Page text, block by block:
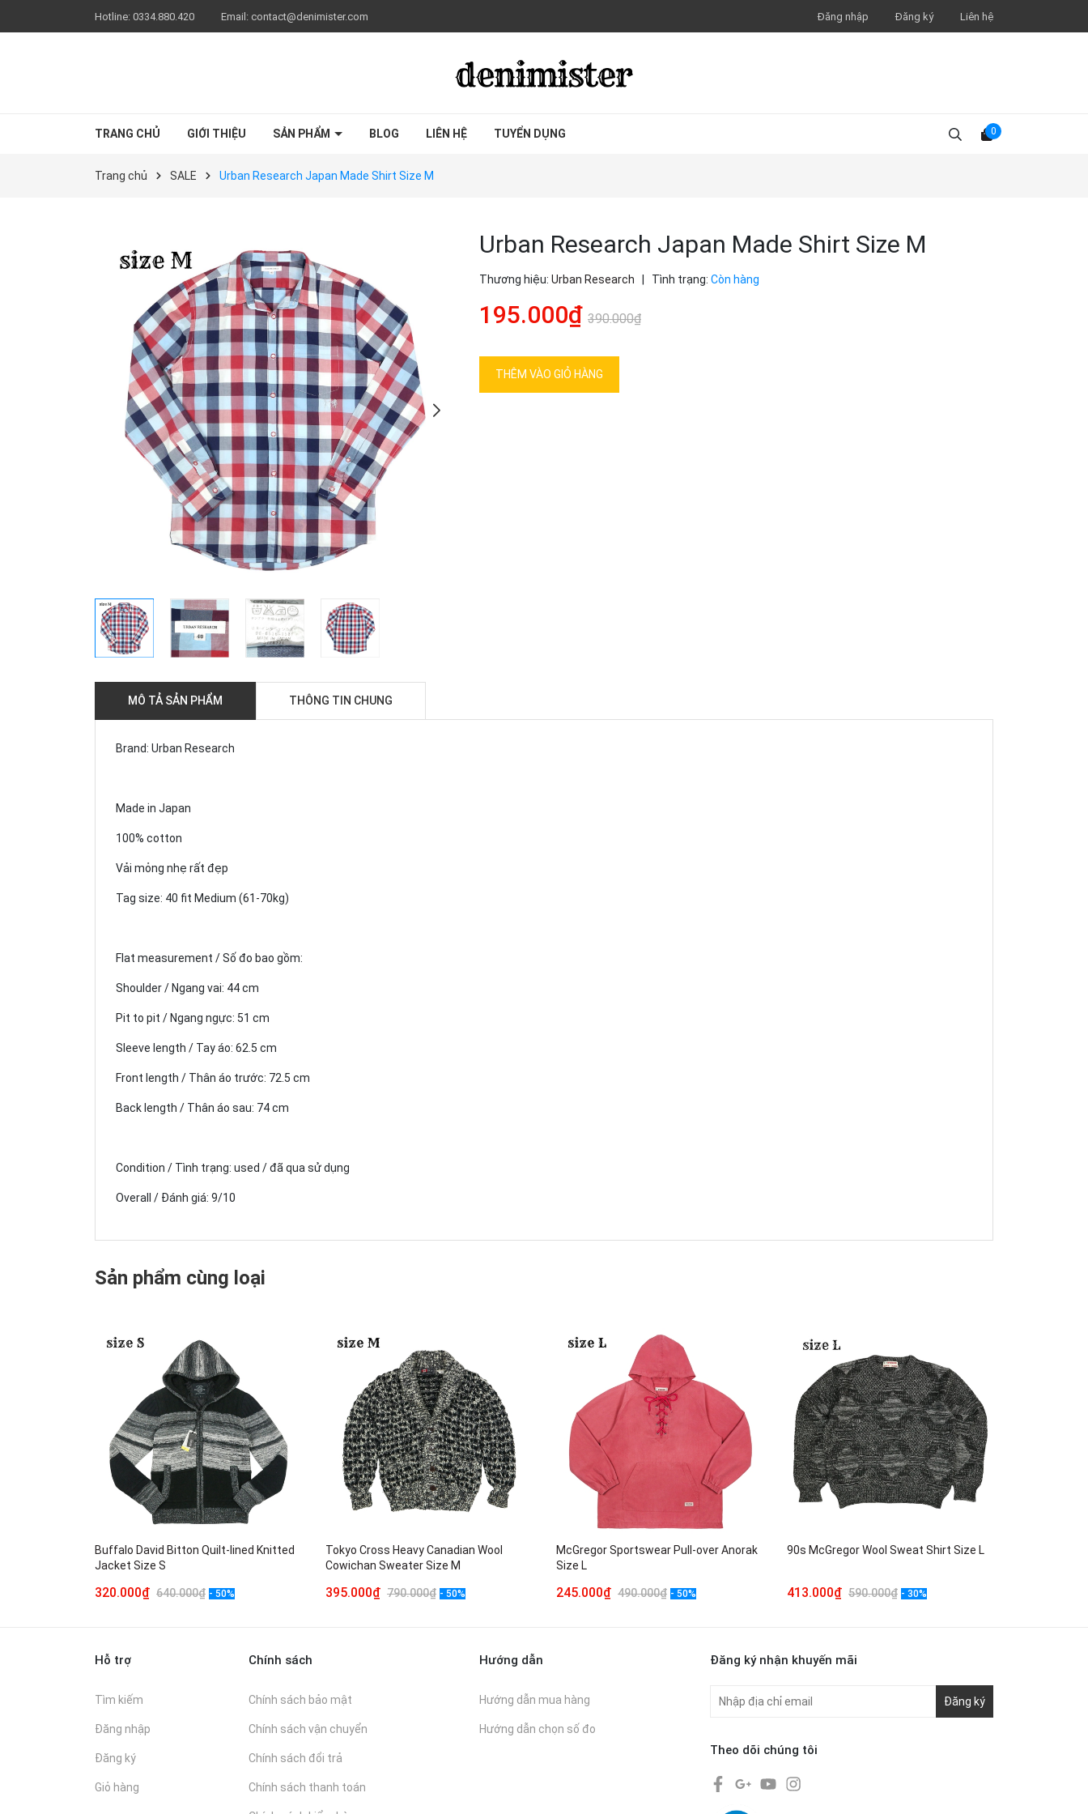
Hotline: 0334.880.420 Email: contact@denimister.com Đăng nhập Đăng ký Liên hệ
TRANG CHỦ GIỚI THIỆU SẢN PHẨM BLOG LIÊN HỆ TUYỂN DỤNG 0
Trang chủ SALE Urban Research Japan Made Shirt Size M
Urban Research Japan Made Shirt Size M
Thương hiệu: Urban Research Tình trạng: Còn hàng
195.000₫ 390.000₫
THÊM VÀO GIỎ HÀNG
MÔ TẢ SẢN PHẨM THÔNG TIN CHUNG
Brand: Urban Research
Made in Japan
100% cotton
Vải mỏng nhẹ rất đẹp
Tag size: 40 fit Medium (61-70kg)
Flat measurement / Số đo bao gồm:
Shoulder / Ngang vai: 44 cm
Pit to pit / Ngang ngực: 51 cm
Sleeve length / Tay áo: 62.5 cm
Front length / Thân áo trước: 72.5 cm
Back length / Thân áo sau: 74 cm
Condition / Tình trạng: used / đã qua sử dụng
Overall / Đánh giá: 9/10
Sản phẩm cùng loại
Buffalo David Bitton Quilt-lined Knitted
Jacket Size S
320.000₫ 640.000₫ - 50%
Tokyo Cross Heavy Canadian Wool
Cowichan Sweater Size M
395.000₫ 790.000₫ - 50%
McGregor Sportswear Pull-over Anorak
Size L
245.000₫ 490.000₫ - 50%
90s McGregor Wool Sweat Shirt Size L
413.000₫ 590.000₫ - 30%
Hỗ trợ
Tìm kiếm
Đăng nhập
Đăng ký
Giỏ hàng
Chính sách
Chính sách bảo mật
Chính sách vận chuyển
Chính sách đổi trả
Chính sách thanh toán
Hướng dẫn
Hướng dẫn mua hàng
Hướng dẫn chọn số đo
Đăng ký nhận khuyến mãi
Đăng ký
Theo dõi chúng tôi